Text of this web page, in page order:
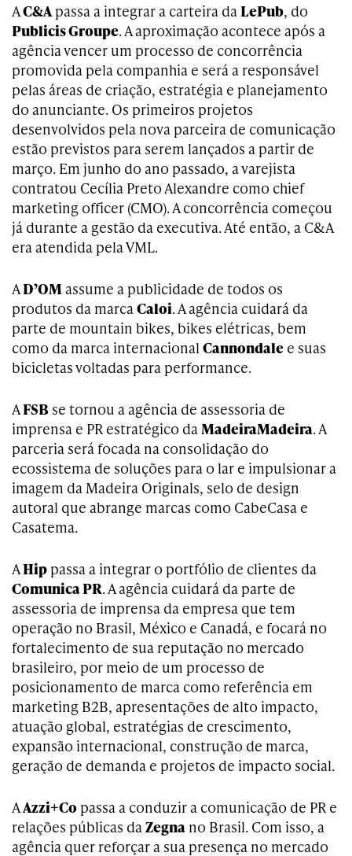
AC&Apassa a integrar a carteira daLePub, do
Publicis Groupe. A aproximação acontece após a
agência vencer um processo de concorrência
promovida pela companhia e será a responsável
pelas áreas de criação, estratégia e planejamento
do anunciante. Os primeiros projetos
desenvolvidos pela nova parceira de comunicação
estão previstos para serem lançados a partir de
março. Em junho do ano passado, a varejista
contratou Cecília Preto Alexandre como chief
marketing officer (CMO). A concorrência começou
já durante a gestão da executiva. Até então, a C&A
era atendida pela VML.
AD’OM assume a publicidade de todos os
produtos da marcaCaloi. A agência cuidará da
parte de mountain bikes, bikes elétricas, bem
como da marca internacional Cannondale e suas
bicicletas voltadas para performance.
AFSB se tornou a agência de assessoria de
imprensa e PR estratégico daMadeiraMadeira. A
parceria será focada na consolidação do
ecossistema de soluções para o lar e impulsionar a
imagem da Madeira Originals, selo de design
autoral que abrange marcas como CabeCasa e
Casatema.
AHip passa a integrar o portfólio de clientes da
Comunica PR. A agência cuidará da parte de
assessoria de imprensa da empresa que tem
operação no Brasil, México e Canadá, e focará no
fortalecimento de sua reputação no mercado
brasileiro, por meio de um processo de
posicionamento de marca como referência em
marketing B2B, apresentações de alto impacto,
atuação global, estratégias de crescimento,
expansão internacional, construção de marca,
geração de demanda e projetos de impacto social.
AAzzi+Co passa a conduzir a comunicação de PR e
relações públicas daZegna no Brasil. Com isso, a
agência quer reforçar a sua presença no mercado